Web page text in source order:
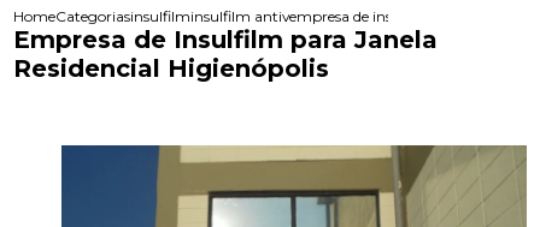
HomeCategoriasinsulfilminsulfilm antivandalismoempresa de insulfilm para janela
Empresa de Insulfilm para Janela
Residencial Higienópolis